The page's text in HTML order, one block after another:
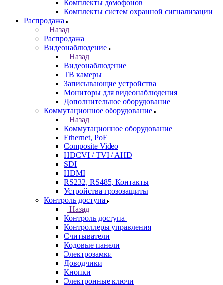
Комплекты домофонов
Комплекты систем охранной сигнализации
Распродажа
Назад
Распродажа
Видеонаблюдение
Назад
Видеонаблюдение
ТВ камеры
Записывающие устройства
Мониторы для видеонаблюдения
Дополнительное оборудование
Коммутационное оборудование
Назад
Коммутационное оборудование
Ethernet, PoE
Composite Video
HDCVI / TVI / AHD
SDI
HDMI
RS232, RS485, Контакты
Устройства грозозащиты
Контроль доступа
Назад
Контроль доступа
Контроллеры управления
Считыватели
Кодовые панели
Электрозамки
Доводчики
Кнопки
Электронные ключи